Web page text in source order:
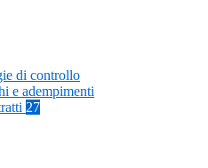
di controllo
e adempimenti
27